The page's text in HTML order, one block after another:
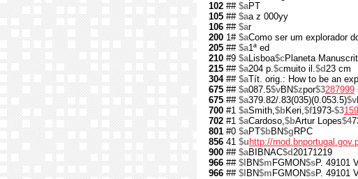
102 ## $aPT
105 ## $aa z 000yy
106 ## $ar
200 1# $aComo ser um explorador
205 ## $a1ª ed
210 #9 $aLisboa$cPlaneta
215 ## $a204 p.$cmuito il.$d23 cm
304## $aTít. orig.: How to be an
675 ## $a087.5$vBN$zpor$3287999
675 ## $a379.82/.83(035)(0.053.5)$v
700 #1 $aSmith,$bKeri,$f1973-$3
702 #1 $aCardoso,$bArtur Lopes$4
801 #0 $aPT$bBN$g RPC
856 41 $u http://
900 ## $aBIBNAC$d20171219
966 ## $l BN$m FGMON$sP. 49101
966 ## $l BN$m FGMON$sP. 49101